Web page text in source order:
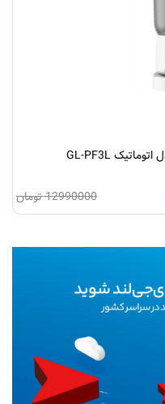
ظرف غذای حیوانات خانگی گرین لاین مدل اتوماتیک GL-PF3L
12990000 تومان